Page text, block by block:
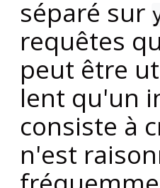
séparé sur
requêtes
peut être
lent qu'un
consiste à
n'est